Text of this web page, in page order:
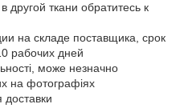
другой ткани обратитесь к
на складе поставщика, срок
рабочих дней
може незначно
на фотографіях
доставки